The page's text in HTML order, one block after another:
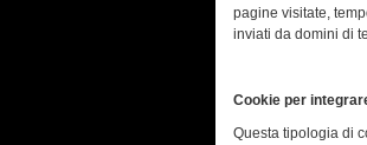
pagine visitate,
inviati da domini di
Cookie per
Questa tipologia di